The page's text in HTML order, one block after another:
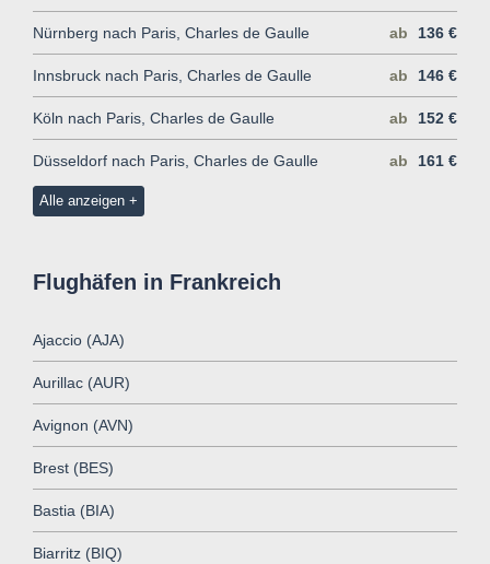
Nürnberg nach Paris, Charles de Gaulle ab 136 €
Innsbruck nach Paris, Charles de Gaulle ab 146 €
Köln nach Paris, Charles de Gaulle ab 152 €
Düsseldorf nach Paris, Charles de Gaulle ab 161 €
Alle anzeigen
Flughäfen in Frankreich
Ajaccio (AJA)
Aurillac (AUR)
Avignon (AVN)
Brest (BES)
Bastia (BIA)
Biarritz (BIQ)